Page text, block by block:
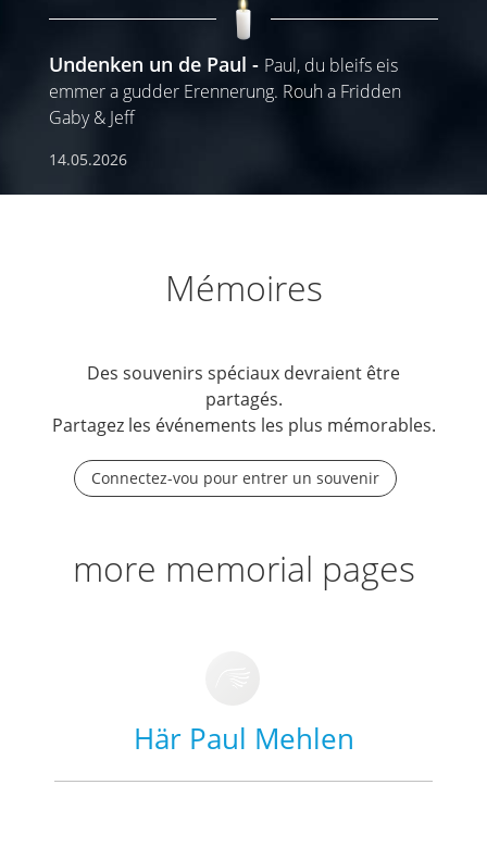
Undenken un de Paul
Paul, du bleifs eis
emmer a gudder Erennerung. Rouh a Fridden
Gaby & Jeff
14.05.2026
Mémoires
Des souvenirs spéciaux devraient être
partagés.
Partagez les événements les plus mémorables.
Connectez-vou pour entrer un souvenir
more memorial pages
Här Paul Mehlen